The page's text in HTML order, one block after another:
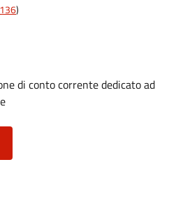
)
di conto corrente dedicato ad